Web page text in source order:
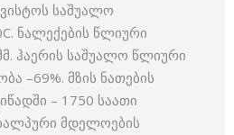
საშუალო
ნალექების წლიური
ჰაერის საშუალო წლიური
–69%. მზის ნათების
– 1750 საათი
მდელოების